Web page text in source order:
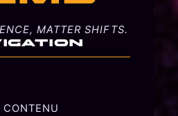
MATTER SHIFTS.
CONTENU